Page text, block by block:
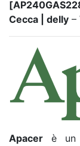
Cecca | delly –
Apacer è un